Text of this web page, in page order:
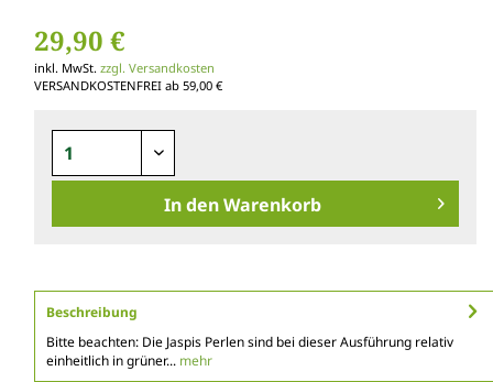
29,90 €
inkl. MwSt. zzgl. Versandkosten
VERSANDKOSTENFREI ab 59,00 €
In den Warenkorb
Beschreibung
Bitte beachten: Die Jaspis Perlen sind bei dieser Ausführung relativ
einheitlich in grüner... mehr